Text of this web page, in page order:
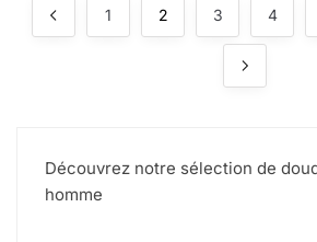
1 2 3 4
Découvrez notre sélection de
homme